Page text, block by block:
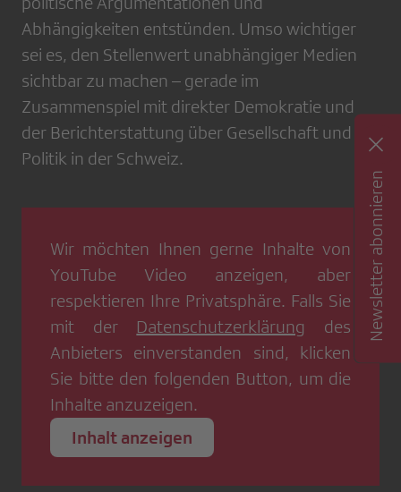
Abhängigkeiten entstünden. Umso wichtiger
sei es, den Stellenwert unabhängiger Medien
sichtbar zu machen – gerade im
Zusammenspiel mit direkter Demokratie und
der Berichterstattung über Gesellschaft und
Politik in der Schweiz.
Wir möchten Ihnen gerne Inhalte von
YouTube Video anzeigen, aber
respektieren Ihre Privatsphäre. Falls Sie
mit der Datenschutzerklärung
des
Anbieters einverstanden sind, klicken
Sie bitte den folgenden Button, um die
Inhalte anzuzeigen.
Inhalt anzeigen
Newsletter abonnieren